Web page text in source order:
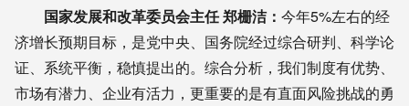
国家发展和改革委员会主任 郑栅洁： 今年5%左右的经
济增长预期目标，是党中央、国务院经过综合研判、科学论
证、系统平衡，稳慎提出的。综合分析，我们制度有优势、
市场有潜力、企业有活力，更重要的是有直面风险挑战的勇